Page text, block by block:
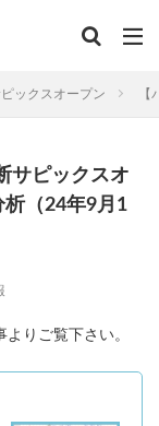
ックスオープン
サピックスオ
析（24年9月1
りご覧下さい。
月)